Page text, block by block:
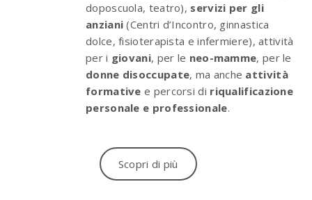
doposcuola, teatro), servizi per gli
anziani (Centri d’Incontro, ginnastica
dolce, fisioterapista e infermiere), attività
per i giovani, per le neo-mamme, per le
donne disoccupate, ma anche attività
formativee percorsi di riqualificazione
personale e professionale.
Scopri di più